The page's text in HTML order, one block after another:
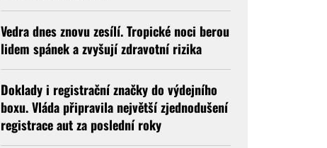
Vedra dnes znovu zesílí. Tropické noci berou
lidem spánek a zvyšují zdravotní rizika
Doklady i registrační značky do výdejního
boxu. Vláda připravila největší zjednodušení
registrace aut za poslední roky